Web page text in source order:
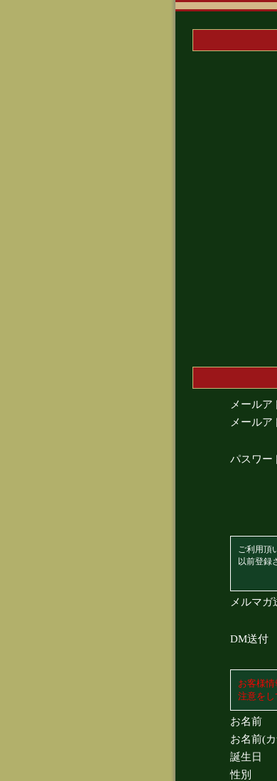
メールア
メールア
パスワー
ご利用頂
以前登録
メルマガ
DM送付
お客様
注意を
お名前
お名前(
誕生日
性別